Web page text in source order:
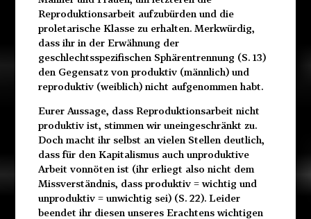
Reproduktionsarbeit aufzubürden und die
proletarische Klasse zu erhalten. Merkwürdig,
dass ihr in der Erwähnung der
geschlechtsspezifischen Sphärentrennung (S. 13)
den Gegensatz von produktiv (männlich) und
reproduktiv (weiblich) nicht aufgenommen habt.
Eurer Aussage, dass Reproduktionsarbeit nicht
produktiv ist, stimmen wir uneingeschränkt zu.
Doch macht ihr selbst an vielen Stellen deutlich,
dass für den Kapitalismus auch unproduktive
Arbeit vonnöten ist (ihr erliegt also nicht dem
Missverständnis, dass produktiv = wichtig und
unproduktiv = unwichtig sei) (S. 22). Leider
beendet ihr diesen unseres Erachtens wichtigen